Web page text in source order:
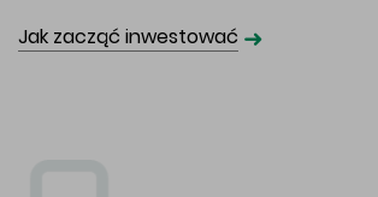
Jak zacząć inwestować ➜